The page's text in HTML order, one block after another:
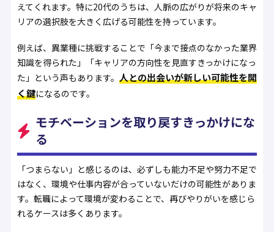
えてくれます。特に20代のうちは、人脈の広がりが将来のキャ
リアの選択肢を大きく広げる可能性を持っています。
例えば、異業種に挑戦することで「今まで接点のなかった業界
知識を得られた」「キャリアの方向性を見直すきっかけになっ
た」という声もあります。 人との出会いが新しい可能性を開
く鍵になるのです。
モチベーションを取り戻すきっかけにな
る
「つまらない」と感じるのは、必ずしも能力不足や努力不足で
はなく、環境や仕事内容が合っていないだけの可能性がありま
す。転職によって環境が変わることで、再びやりがいを感じら
れるケースは多くあります。